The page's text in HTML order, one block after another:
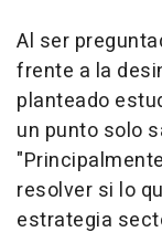
Al ser
frente a la
planteado
un punto solo
resolver si lo
estrategia